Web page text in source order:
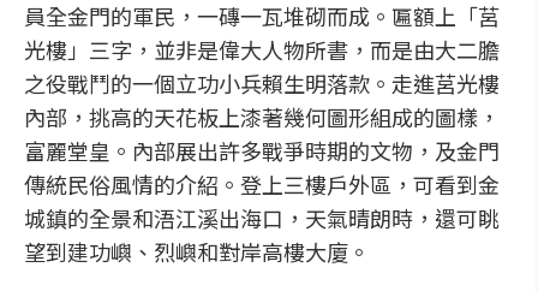
員全金門的軍民，一磚一瓦堆砌而成。匾額上「莒
光樓」三字，並非是偉大人物所書，而是由大二膽
之役戰鬥的一個立功小兵賴生明落款。走進莒光樓
內部，挑高的天花板上漆著幾何圖形組成的圖樣，
富麗堂皇。內部展出許多戰爭時期的文物，及金門
傳統民俗風情的介紹。登上三樓戶外區，可看到金
城鎮的全景和浯江溪出海口，天氣晴朗時，還可眺
望到建功嶼、烈嶼和對岸高樓大廈。